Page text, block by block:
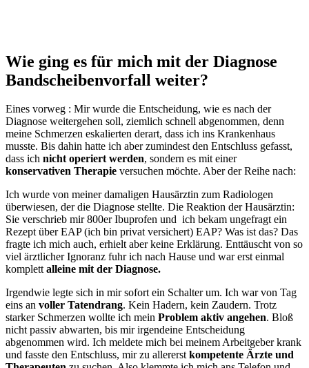
Wie ging es für mich mit der Diagnose
Bandscheibenvorfall weiter?
Eines vorweg : Mir wurde die Entscheidung, wie es nach der
Diagnose weitergehen soll, ziemlich schnell abgenommen, denn
meine Schmerzen eskalierten derart, dass ich ins Krankenhaus
musste. Bis dahin hatte ich aber zumindest den Entschluss gefasst,
dass ich nicht operiert werden, sondern es mit einer
konservativen Therapie versuchen möchte. Aber der Reihe nach:
Ich wurde von meiner damaligen Hausärztin zum Radiologen
überwiesen, der die Diagnose stellte. Die Reaktion der Hausärztin:
Sie verschrieb mir 800er Ibuprofen und ich bekam ungefragt ein
Rezept über EAP (ich bin privat versichert) EAP? Was ist das? Das
fragte ich mich auch, erhielt aber keine Erklärung. Enttäuscht von so
viel ärztlicher Ignoranz fuhr ich nach Hause und war erst einmal
komplettalleine mit der Diagnose.
Irgendwie legte sich in mir sofort ein Schalter um. Ich war von Tag
eins an voller Tatendrang. Kein Hadern, kein Zaudern. Trotz
starker Schmerzen wollte ich mein Problem aktiv angehen. Bloß
nicht passiv abwarten, bis mir irgendeine Entscheidung
abgenommen wird. Ich meldete mich bei meinem Arbeitgeber krank
und fasste den Entschluss, mir zu allererstkompetente Ärzte und